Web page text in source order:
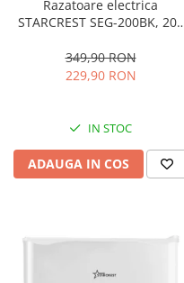
Razatoare electrica
STARCREST SEG-200BK, 200
349,90 RON
229,90 RON
IN STOC
ADAUGA IN COS